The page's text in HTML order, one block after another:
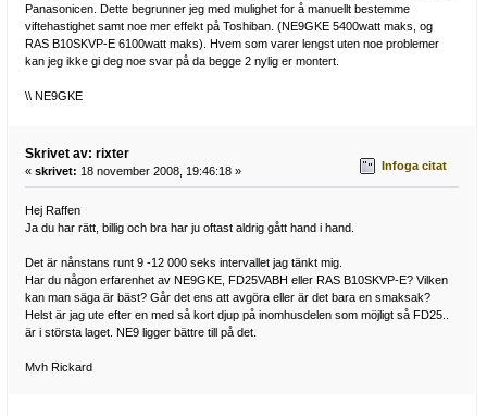
Panasonicen. Dette begrunner jeg med mulighet for å manuellt bestemme
viftehastighet samt noe mer effekt på Toshiban. (NE9GKE 5400watt maks, og
RAS B10SKVP-E 6100watt maks). Hvem som varer lengst uten noe problemer
kan jeg ikke gi deg noe svar på da begge 2 nylig er montert.
\\ NE9GKE
Skrivet av: rixter
« skrivet: 18 november 2008, 19:46:18 » Infoga citat
Hej Raffen
Ja du har rätt, billig och bra har ju oftast aldrig gått hand i hand.
Det är nånstans runt 9 -12 000 seks intervallet jag tänkt mig.
Har du någon erfarenhet av NE9GKE, FD25VABH eller RAS B10SKVP-E? Vilken
kan man säga är bäst? Går det ens att avgöra eller är det bara en smaksak?
Helst är jag ute efter en med så kort djup på inomhusdelen som möjligt så FD25..
är i största laget. NE9 ligger bättre till på det.
Mvh Rickard